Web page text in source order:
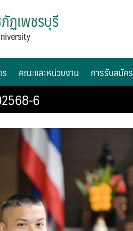
ฏเพชรบุรี
คณะและหน่วยงาน การรับสมัคร
6